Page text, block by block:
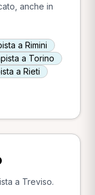
anche in
a Rimini
a Torino
a Rieti
a Treviso.